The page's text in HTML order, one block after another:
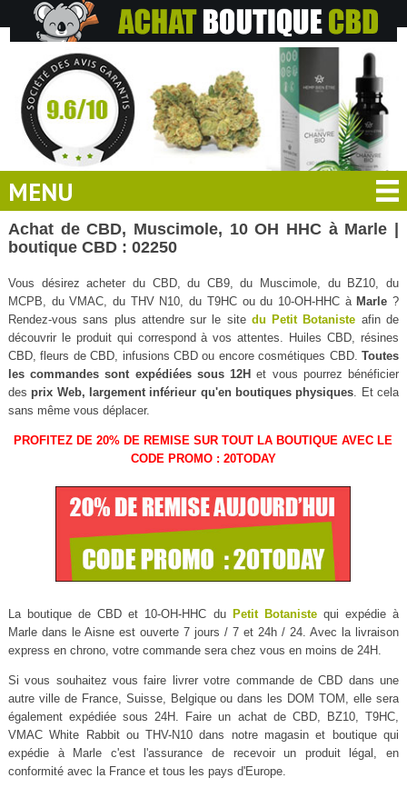
MENU
Achat de CBD, Muscimole, 10 OH HHC à Marle |
boutique CBD : 02250
Vous désirez acheter du CBD, du CB9, du Muscimole, du BZ10, du
MCPB, du VMAC, du THV N10, du T9HC ou du 10-OH-HHC à Marle ?
Rendez-vous sans plus attendre sur le site du Petit Botaniste afin de
découvrir le produit qui correspond à vos attentes. Huiles CBD, résines
CBD, fleurs de CBD, infusions CBD ou encore cosmétiques CBD.Toutes
les commandes sont expédiées sous 12H et vous pourrez bénéficier
des prix Web, largement inférieur qu'en boutiques physiques . Et cela
sans même vous déplacer.
PROFITEZ DE 20% DE REMISE SUR TOUT LA BOUTIQUE AVEC LE
CODE PROMO : 20TODAY
La boutique de CBD et 10-OH-HHC du Petit Botanistequi expédie à
Marle dans le Aisne est ouverte 7 jours / 7 et 24h / 24. Avec la livraison
express en chrono, votre commande sera chez vous en moins de 24H.
Si vous souhaitez vous faire livrer votre commande de CBD dans une
autre ville de France, Suisse, Belgique ou dans les DOM TOM, elle sera
également expédiée sous 24H. Faire un achat de CBD, BZ10, T9HC,
VMAC White Rabbit ou THV-N10 dans notre magasin et boutique qui
expédie à Marle c'est l'assurance de recevoir un produit légal, en
conformité avec la France et tous les pays d'Europe.